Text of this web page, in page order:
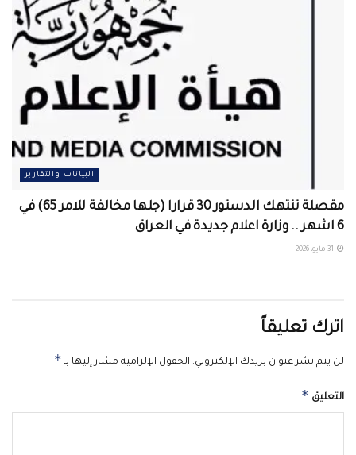
البيانات والتقارير
مقصلة تنتهك الدستور 30 قرارا (جلها مخالفة للامر 65) في
6 اشهر .. وزارة اعلام جديدة في العراق
اترك تعليقاً
لن يتم نشر عنوان بريدك الإلكتروني. الحقول الإلزامية مشار إليها بـ *
التعليق *